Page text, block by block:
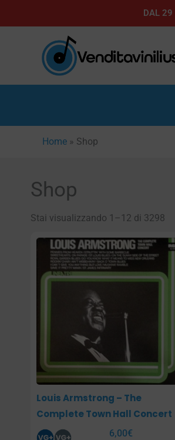
al
DAL 29
Home » Shop
Shop
Stai visualizzando 1–12 di 3298
Louis Armstrong – The
Complete Town Hall Concert
6,00€